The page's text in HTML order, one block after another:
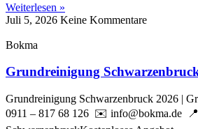
Weiterlesen »
Juli 5, 2026 Keine Kommentare
Bokma
Grundreinigung
Grundreinigung Schwarzenbruck 2026 |
0911 – 817 68 126 ✉️ info@bokma.de 📍